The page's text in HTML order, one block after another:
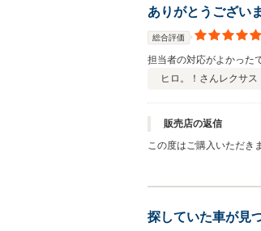
ありがとうござい
総合評価
担当者の対応がよかった
ヒロ。！さんレクサ
販売店の返信
この度はご購入いただき
探していた車が見